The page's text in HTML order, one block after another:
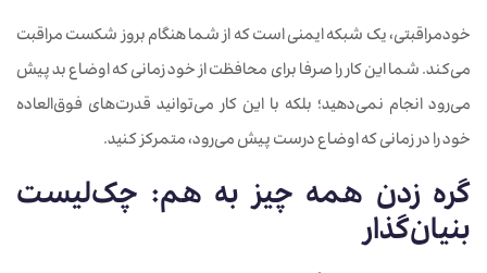
خودمراقبتی، یک شبکه ایمنی است که از شما هنگام بروز شکست مراقبت
می‌کند. شما این کار را صرفا برای محافظت از خود زمانی که اوضاع بد پیش
می‌رود انجام نمی‌دهید؛ بلکه با این کار می‌توانید قدرت‌های فوق‌العاده
خود را در زمانی که اوضاع درست پیش می‌رود، متمرکز کنید.
گره زدن همه چیز به هم: چک‌لیست
بنیان‌گذار